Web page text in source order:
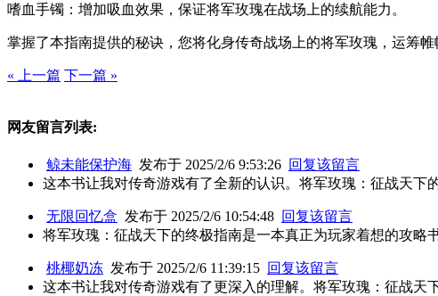
嗜血手镯：增加吸血效果，保证将军玫瑰在战场上的续航能力。
掌握了本指南提供的秘诀，您将化身传奇战场上的将军玫瑰，运筹
« 上一篇 下一篇 »
网友留言列表:
鲸未能保护海 发布于 2025/2/6 9:53:26 回复该留言
这本书让我对传奇游戏有了全新的认识。将军玫瑰：征战天下
无限回忆盒 发布于 2025/2/6 10:54:48 回复该留言
将军玫瑰：征战天下的终极指南是一本真正为玩家着想的攻略
桃椰奶冻 发布于 2025/2/6 11:39:15 回复该留言
这本书让我对传奇游戏有了更深入的理解。将军玫瑰：征战天